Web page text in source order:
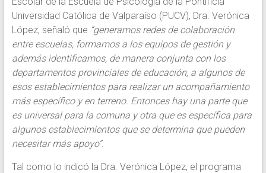
Universidad Católica de Valparaíso (PUCV), Dra. Verónica
López, señaló que “generamos redes de colaboración
entre escuelas, formamos a los equipos de gestión y
además identificamos, de manera conjunta con los
departamentos provinciales de educación, a algunos de
esos establecimientos para realizar un acompañamiento
más específico y en terreno. Entonces hay una parte que
es universal para la comuna y otra que es específica para
algunos establecimientos que se determina que pueden
necesitar más apoyo”.
Tal como lo indicó la Dra. Verónica López, el programa